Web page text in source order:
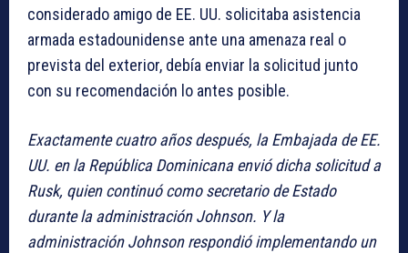
considerado amigo de EE. UU. solicitaba asistencia
armada estadounidense ante una amenaza real o
prevista del exterior, debía enviar la solicitud junto
con su recomendación lo antes posible.
Exactamente cuatro años después, la Embajada de EE.
UU. en la República Dominicana envió dicha solicitud a
Rusk, quien continuó como secretario de Estado
durante la administración Johnson. Y la
administración Johnson respondió implementando un